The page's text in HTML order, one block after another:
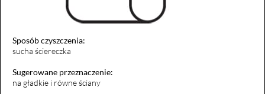
Sposób czyszczenia:
sucha ściereczka
Sugerowane przeznaczenie:
na gładkie i równe ściany